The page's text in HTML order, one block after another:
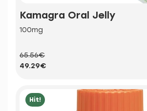
Kamagra Oral Jelly
100mg
65.56€
49.29€
Hit!